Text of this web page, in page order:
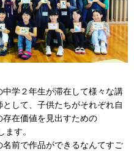
学２年生が滞在して様々な講
して、子供たちがそれぞれ自
在価値を見出すための
す。
前で作品ができるなんてすご